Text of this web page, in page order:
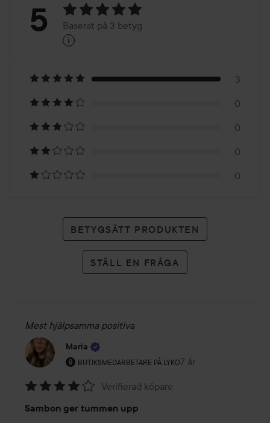
Betyg:
Baserat
på
3
betyg
5 Baserat på 3 betyg
i
3
0
0
0
0
BETYGSÄTT PRODUKTEN
STÄLL EN FRÅGA
Mest hjälpsamma positiva
Maria
BUTIKSMEDARBETARE PÅ LYKO
Användarens roll: Butiksmedarbetare på Lyko.
7 år
Inlägget skapades 7
4
Verifierad köpare
Sambon ger tummen upp